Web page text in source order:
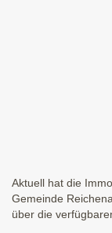
Aktuell hat die
Gemeinde
über die